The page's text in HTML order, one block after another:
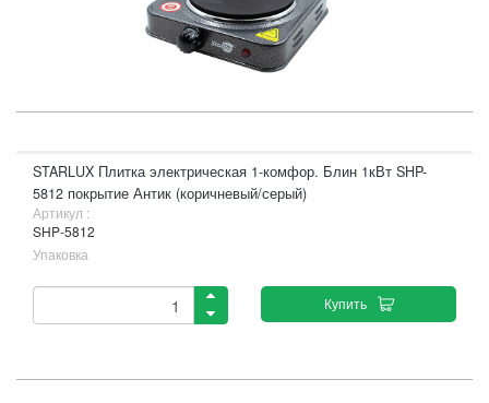
STARLUX Плитка электрическая 1-комфор. Блин 1кВт SHP-
5812 покрытие Антик (коричневый/серый)
Артикул :
SHP-5812
Упаковка
Купить